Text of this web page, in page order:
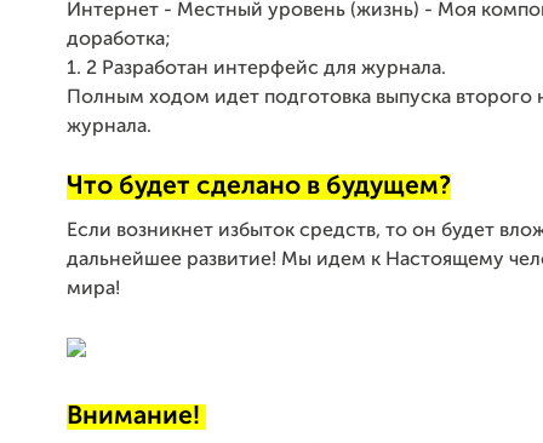
Интернет - Местный уровень (жизнь) - Моя
доработка;
1. 2 Разработан интерфейс для журнала.
Полным ходом идет подготовка выпуска второго
журнала.
Что будет сделано в будущем?
Если возникнет избыток средств, то он будет
дальнейшее развитие! Мы идем к Настоящему
мира!
Внимание!